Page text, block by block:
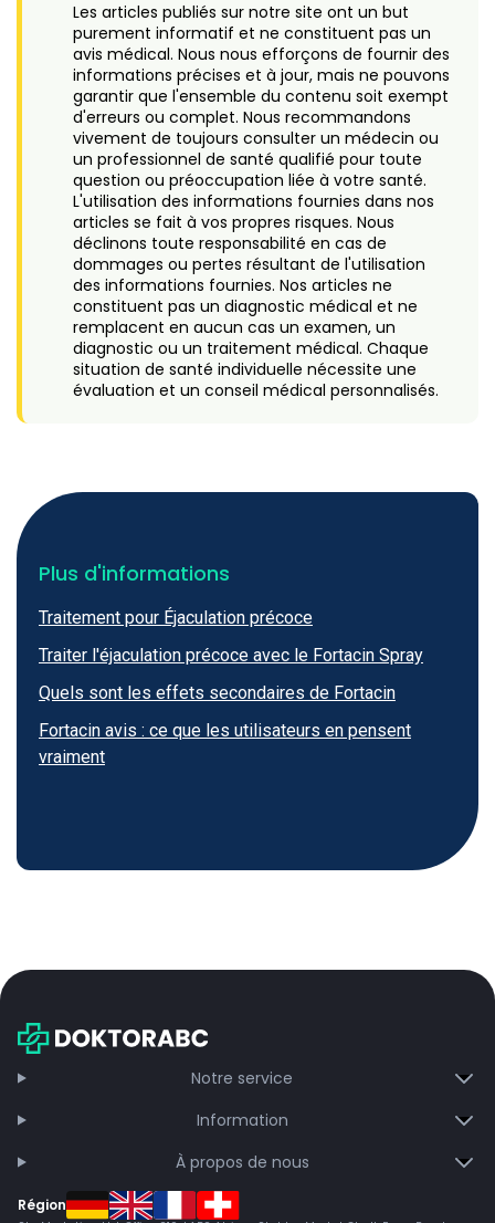
Les articles publiés sur notre site ont un but
purement informatif et ne constituent pas un
avis médical. Nous nous efforçons de fournir des
informations précises et à jour, mais ne pouvons
garantir que l'ensemble du contenu soit exempt
d'erreurs ou complet. Nous recommandons
vivement de toujours consulter un médecin ou
un professionnel de santé qualifié pour toute
question ou préoccupation liée à votre santé.
L'utilisation des informations fournies dans nos
articles se fait à vos propres risques. Nous
déclinons toute responsabilité en cas de
dommages ou pertes résultant de l'utilisation
des informations fournies. Nos articles ne
constituent pas un diagnostic médical et ne
remplacent en aucun cas un examen, un
diagnostic ou un traitement médical. Chaque
situation de santé individuelle nécessite une
évaluation et un conseil médical personnalisés.
Plus d'informations
Traitement pour Éjaculation précoce
Traiter l'éjaculation précoce avec le Fortacin Spray
Quels sont les effets secondaires de Fortacin
Fortacin avis : ce que les utilisateurs en pensent
vraiment
Notre service
Information
À propos de nous
Région